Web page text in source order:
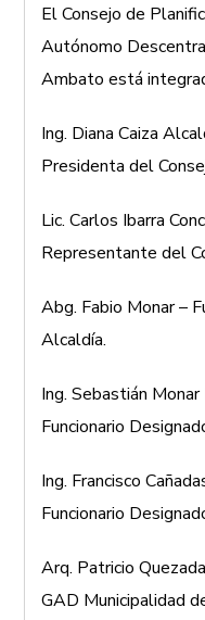
El Consejo de
Autónomo
Ambato está
Ing. Diana Caiza
Presidenta del
Lic. Carlos Ibarra
Representante del
Abg. Fabio Monar–
Alcaldía.
Ing. Sebastián Monar
Funcionario
Ing. Francisco
Funcionario
Arq. Patricio Quezada
GAD Municipalidad